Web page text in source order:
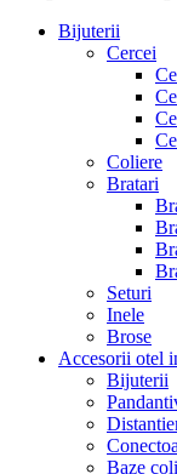
Bijuterii
Cercei
Coliere
Bratari
Seturi
Inele
Brose
Accesorii otel
Bijuterii
Baze